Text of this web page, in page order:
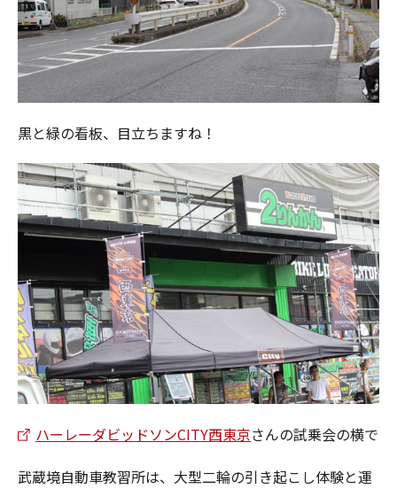
黒と緑の看板、目立ちますね！
ハーレーダビッドソンCITY西東京さんの試乗会の横で
武蔵境自動車教習所は、大型二輪の引き起こし体験と運